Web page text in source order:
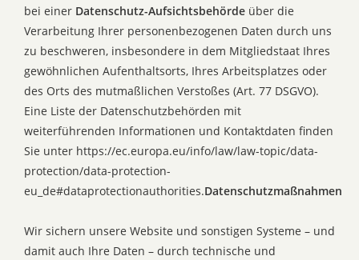
bei einer Datenschutz-Aufsichtsbehörde über die
Verarbeitung Ihrer personenbezogenen Daten durch uns
zu beschweren, insbesondere in dem Mitgliedstaat Ihres
gewöhnlichen Aufenthaltsorts, Ihres Arbeitsplatzes oder
des Orts des mutmaßlichen Verstoßes (Art. 77 DSGVO).
Eine Liste der Datenschutzbehörden mit
weiterführenden Informationen und Kontaktdaten finden
Sie unter https://ec.europa.eu/info/law/law-topic/data-
protection/data-protection-
eu_de#dataprotectionauthorities.Datenschutzmaßnahmen
Wir sichern unsere Website und sonstigen Systeme – und
damit auch Ihre Daten – durch technische und